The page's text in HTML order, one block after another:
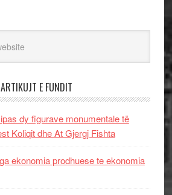
ARTIKUJT E FUNDIT
dy figurave monumentale të
Koliqit dhe At Gjergj Fishta
ekonomia prodhuese te ekonomia